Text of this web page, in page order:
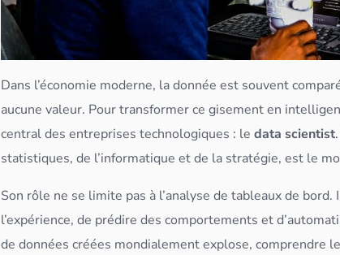
Dans l’économie moderne, la donnée est souvent
aucune valeur. Pour transformer ce gisement en
central des entreprises technologiques : ledata scientist
statistiques, de l’informatique et de la stratégie, est le
Son rôle ne se limite pas à l’analyse detableaux de bord.
l’expérience, de prédire des comportements et
dedonnées créées mondialement explose, comprendre